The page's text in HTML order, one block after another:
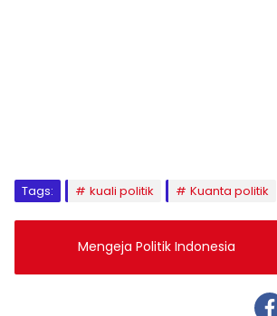
Tags: kuali politik Kuanta politik
Mengeja Politik Indonesia